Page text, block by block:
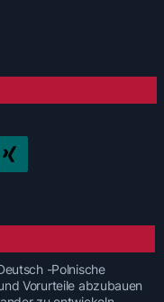
-Polnische
Vorurteile abzubauen